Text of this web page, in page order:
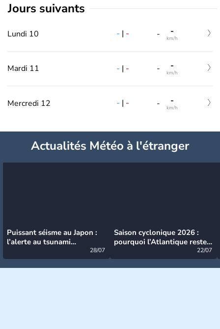
jours suivants
Lundi 10 - | - - -
km/h
Mardi 11 - | - - -
km/h
Mercredi 12 - | - - -
km/h
Actualités Météo à l'étranger
Puissant séisme au Japon :
l’alerte au tsunami
28/07
Saison cyclonique 2026 :
pourquoi l’Atlantique reste
22/07